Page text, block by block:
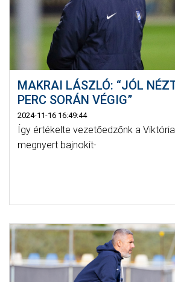
MAKRAI LÁSZLÓ: “JÓL
PERC SORÁN VÉGIG”
2024-11-16 16:49:44
Így értékelte vezetőedzőnk a
megnyert bajnokit-